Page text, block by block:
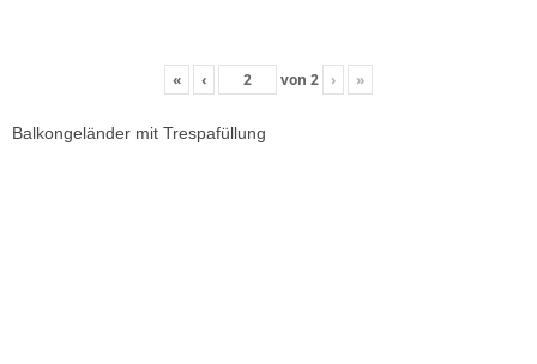
« ‹ von 2 › »
Balkongeländer mit Trespafüllung